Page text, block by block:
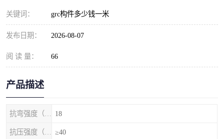
关键词： grc构件多少钱一米
发布日期： 2026-08-07
阅 读 量： 66
产品描述
18
≥40